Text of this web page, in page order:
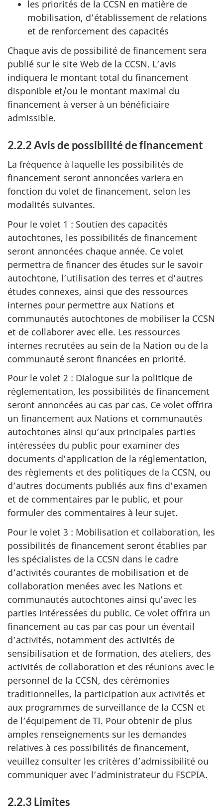
les priorités de la CCSN en matière de
mobilisation, d’établissement de relations
et de renforcement des capacités
Chaque avis de possibilité de financement sera
publié sur le site Web de la CCSN. L’avis
indiquera le montant total du financement
disponible et/ou le montant maximal du
financement à verser à un bénéficiaire
admissible.
2.2.2 Avis de possibilité de financement
La fréquence à laquelle les possibilités de
financement seront annoncées variera en
fonction du volet de financement, selon les
modalités suivantes.
Pour le volet 1 : Soutien des capacités
autochtones, les possibilités de financement
seront annoncées chaque année. Ce volet
permettra de financer des études sur le savoir
autochtone, l’utilisation des terres et d’autres
études connexes, ainsi que des ressources
internes pour permettre aux Nations et
communautés autochtones de mobiliser la CCSN
et de collaborer avec elle. Les ressources
internes recrutées au sein de la Nation ou de la
communauté seront financées en priorité.
Pour le volet 2 : Dialogue sur la politique de
réglementation, les possibilités de financement
seront annoncées au cas par cas. Ce volet offrira
un financement aux Nations et communautés
autochtones ainsi qu’aux principales parties
intéressées du public pour examiner des
documents d’application de la réglementation,
des règlements et des politiques de la CCSN, ou
d’autres documents publiés aux fins d’examen
et de commentaires par le public, et pour
formuler des commentaires à leur sujet.
Pour le volet 3 : Mobilisation et collaboration, les
possibilités de financement seront établies par
les spécialistes de la CCSN dans le cadre
d’activités courantes de mobilisation et de
collaboration menées avec les Nations et
communautés autochtones ainsi qu’avec les
parties intéressées du public. Ce volet offrira un
financement au cas par cas pour un éventail
d’activités, notamment des activités de
sensibilisation et de formation, des ateliers, des
activités de collaboration et des réunions avec le
personnel de la CCSN, des cérémonies
traditionnelles, la participation aux activités et
aux programmes de surveillance de la CCSN et
de l’équipement de TI. Pour obtenir de plus
amples renseignements sur les demandes
relatives à ces possibilités de financement,
veuillez consulter les critères d’admissibilité ou
communiquer avec l’administrateur du FSCPIA.
2.2.3 Limites